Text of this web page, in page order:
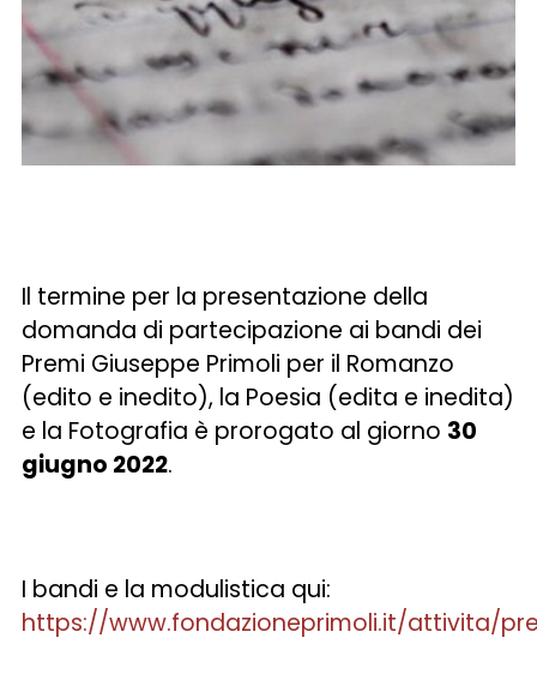
Il termine per la presentazione della
domanda di partecipazione ai bandi dei
Premi Giuseppe Primoli per il Romanzo
(edito e inedito), la Poesia (edita e inedita)
e la Fotografia è prorogato al giorno 30
giugno 2022.
I bandi e la modulistica qui:
https://www.fondazioneprimoli.it/attivita/